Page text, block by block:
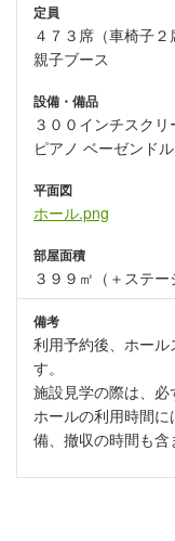
定員
４７３席（車椅子２
親子ブース
設備・備品
３００インチスクリ
ピアノ ベーゼンド
平面図
ホール.png
部屋面積
３９９㎡（＋ステー
備考
利用予約後、ホー
す。
施設見学の際は、必
ホールの利用時間
備、撤収の時間も含